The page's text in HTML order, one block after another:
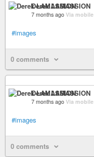
Derek LAMASSION
7 months ago Via mobile
#images
0 comments
Derek LAMASSION
7 months ago Via mobile
#images
0 comments